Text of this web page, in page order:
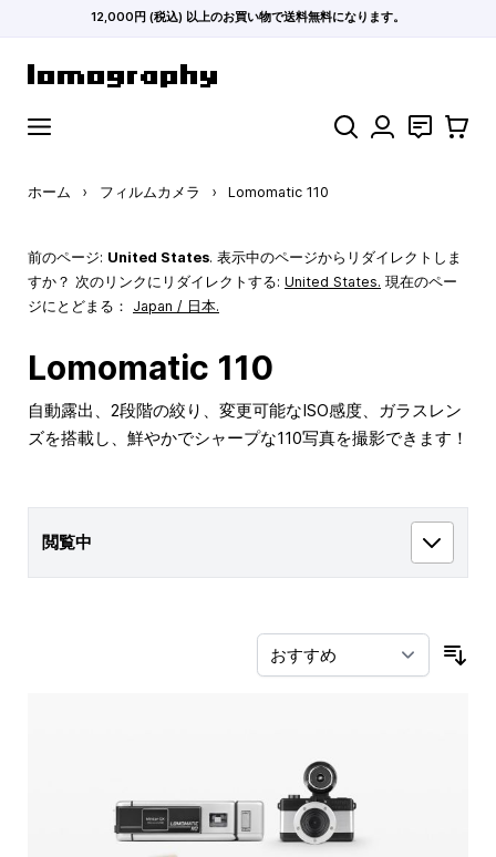
12,000円 (税込) 以上のお買い物で送料無料になります。
検索 お問い合わ
カート
ホーム › フィルムカメラ › Lomomatic 110
前のページ: United States. 表示中のページからリダイレクトしま
すか？ 次のリンクにリダイレクトする: United States. 現在のペー
ジにとどまる： Japan / 日本.
Lomomatic 110
自動露出、2段階の絞り、変更可能なISO感度、ガラスレン
ズを搭載し、鮮やかでシャープな110写真を撮影できます！
閲覧中